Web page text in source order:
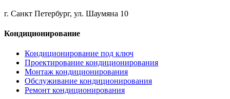
г. Санкт Петербург, ул. Шаумяна 10
Кондиционирование
Кондиционирование под ключ
Проектирование кондиционирования
Монтаж кондиционирования
Обслуживание кондиционирования
Ремонт кондиционирования